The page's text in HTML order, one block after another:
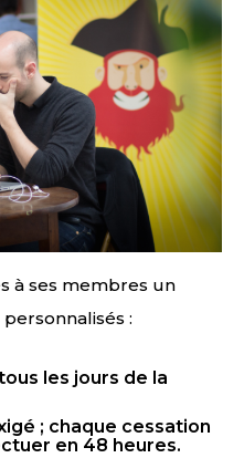
à ses membres un
:
les jours de la
; chaque cessation
en 48 heures.